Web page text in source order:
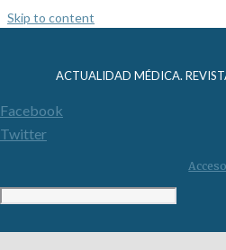
Skip to content
ACTUALIDAD MÉDICA.
Facebook
Twitter
Acceso